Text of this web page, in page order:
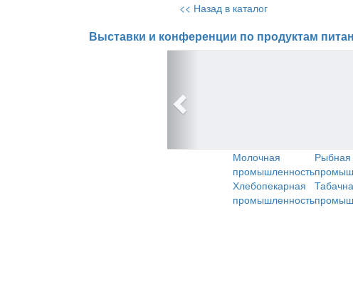
<< Назад в каталог
Выставки и конференции по продуктам
Молочная
промышленность
Рыбная
Хлебопекарная
промышленность